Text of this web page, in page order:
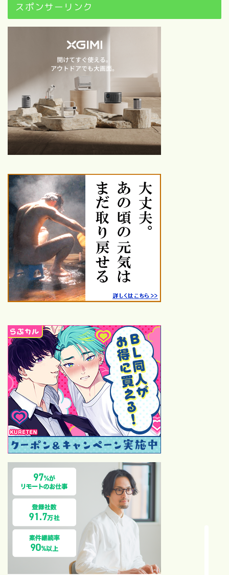
スポンサーリンク
歴代映画興行収入ランキング
ベスト100｜【随時更新】映
1960以前～2010年代別｜映
画ファンが選ぶ感動・興奮の
名作映画BEST50×6
【随時更新！】おすすめ映画
カレンダー｜季節・行事・キ
青春映画おすすめ｜1980年
代〜2020年代の名作・話題
作を厳選紹介
鑑賞した映画
26年鑑賞【25本】
23年鑑賞【109本】
ハロプロ
【保存版】モーニング娘。歴
代シングル一覧｜売上・順
位・カップリング完全ガイド
【2026最新】モーニング
娘。歴代オーディション全記
録！1期〜18期合格者と落選
後の有名人まとめ
【祝・サブスク解禁】モーニ
ング娘。の“通好み14曲”を語
らせてください｜在宅ファン
の偏愛セレクト